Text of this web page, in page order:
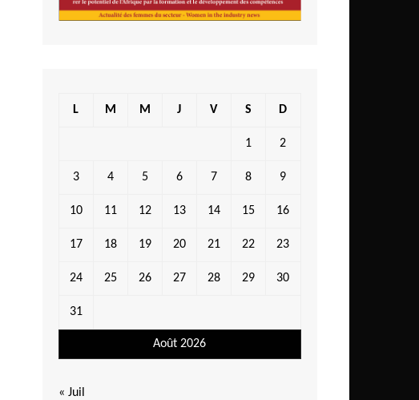
Août 2026
L M M J V S D
1 2
3 4 5 6 7 8 9
10 11 12 13 14 15 16
17 18 19 20 21 22 23
24 25 26 27 28 29 30
31
« Juil